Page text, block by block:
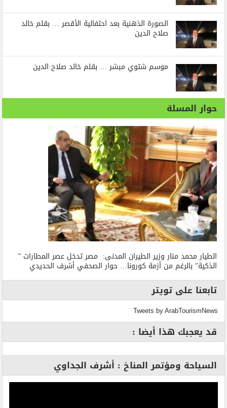
الصورة الذهنية بعد احتفالية الأقصر … بقلم خالد
صلاح الدين
موسم شتوي مبشر … بقلم خالد صلاح الدين
حوار المسلة
الطيار محمد منار وزير الطيران المدنى: مصر تدخل عصر المطارات ”
الذكية” بالرغم من أزمة كورونا… حوار الصحفي أشرف الحديدي
تابعنا على تويتر
Tweets by ArabTourismNews
قد يعجبك هذا أيضا :
السياحة ومؤتمر المناخ : أشرف الجداوي